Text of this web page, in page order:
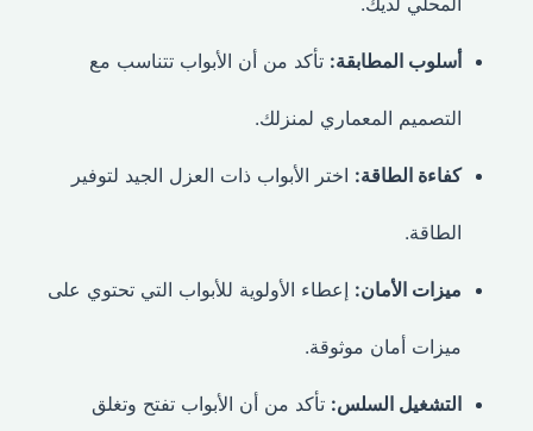
أسلوب المطابقة:تأكد من أن الأبواب تتناسب مع
التصميم المعماري لمنزلك.
كفاءة الطاقة:اختر الأبواب ذات العزل الجيد لتوفير
الطاقة.
ميزات الأمان:إعطاء الأولوية للأبواب التي تحتوي على
ميزات أمان موثوقة.
التشغيل السلس: تأكد من أن الأبواب تفتح وتغلق